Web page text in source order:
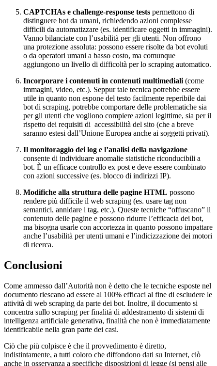
CAPTCHAs e challenge-response tests permettono di
distinguere bot da umani, richiedendo azioni complesse
difficili da automatizzare (es. identificare oggetti in immagini).
Vanno bilanciate con l’usabilità per gli utenti. Non offrono
una protezione assoluta: possono essere risolte da bot evoluti
o da operatori umani a basso costo, ma comunque
aggiungono un livello di difficoltà per lo scraping automatico.
Incorporare i contenuti in contenuti multimediali (come
immagini, video, etc.). Seppur tale tecnica potrebbe essere
utile in quanto non espone del testo facilmente reperibile dai
bot di scraping, potrebbe comportare delle problematiche sia
per gli utenti che vogliono compiere azioni legittime, sia per il
rispetto dei requisiti di accessibilità del sito (che a breve
saranno estesi dall’Unione Europea anche ai soggetti privati).
Il monitoraggio dei log e l’analisi della navigazione
consente di individuare anomalie statistiche riconducibili a
bot. È un efficace controllo ex post e deve essere combinato
con azioni successive (es. blocco di indirizzi IP).
Modifiche alla struttura delle pagine HTML possono
rendere più difficile il web scraping (es. usare tag non
semantici, annidare i tag, etc.). Queste tecniche “offuscano” il
contenuto delle pagine e possono ridurre l’efficacia dei bot,
ma bisogna usarle con accortezza in quanto possono impattare
anche l’usabilità per utenti umani e l’indicizzazione dei motori
di ricerca.
Conclusioni
Come ammesso dall’Autorità non è detto che le tecniche esposte nel
documento riescano ad essere al 100% efficaci al fine di escludere le
attività di web scraping da parte dei bot. Inoltre, il documento si
concentra sullo scraping per finalità di addestramento di sistemi di
intelligenza artificiale generativa, finalità che non è immediatamente
identificabile nella gran parte dei casi.
Ciò che più colpisce è che il provvedimento è diretto,
indistintamente, a tutti coloro che diffondono dati su Internet, ciò
anche in osservanza a specifiche disposizioni di legge (si pensi alle